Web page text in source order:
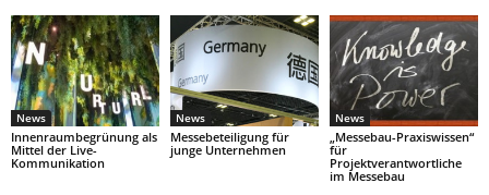
News
Innenraumbegrünung als
Mittel der Live-
Kommunikation
News
Messebeteiligung für
junge Unternehmen
News
„Messebau-Praxiswissen“
für
Projektverantwortliche
im Messebau